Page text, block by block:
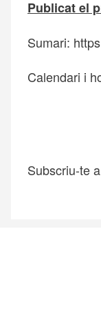
Publicat el
Sumari:
Calendari i
Subscriu-te a